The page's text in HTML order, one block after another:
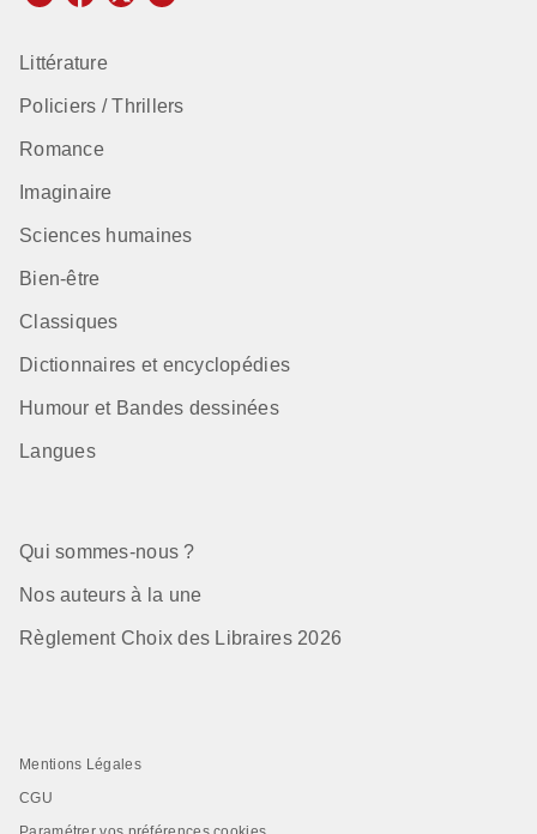
Littérature
Policiers / Thrillers
Romance
Imaginaire
Sciences humaines
Bien-être
Classiques
Dictionnaires et encyclopédies
Humour et Bandes dessinées
Langues
Qui sommes-nous ?
Nos auteurs à la une
Règlement Choix des Libraires 2026
Mentions Légales
CGU